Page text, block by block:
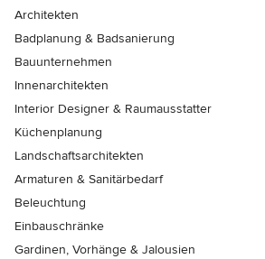
Architekten
Badplanung & Badsanierung
Bauunternehmen
Innenarchitekten
Interior Designer & Raumausstatter
Küchenplanung
Landschaftsarchitekten
Armaturen & Sanitärbedarf
Beleuchtung
Einbauschränke
Gardinen, Vorhänge & Jalousien